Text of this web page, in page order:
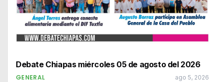
Debate Chiapas miércoles 05 de agosto del 2026
GENERAL ago 5, 2026